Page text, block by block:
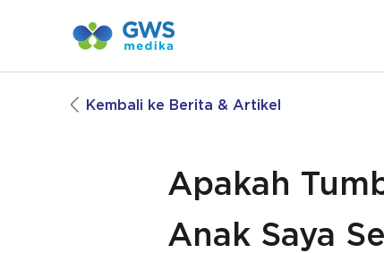
Kembali ke Berita & Artikel
Apakah
Anak Saya